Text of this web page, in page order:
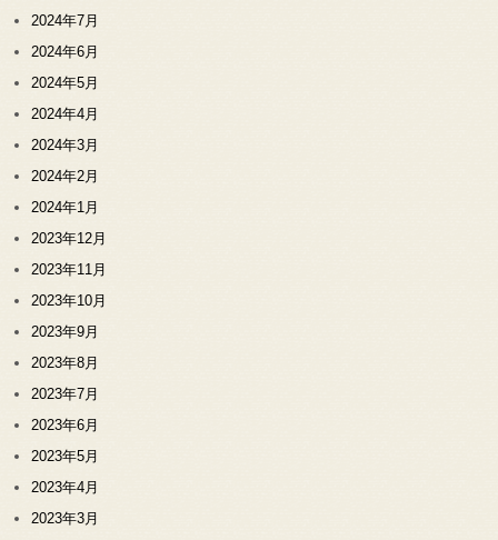
2024年7月
2024年6月
2024年5月
2024年4月
2024年3月
2024年2月
2024年1月
2023年12月
2023年11月
2023年10月
2023年9月
2023年8月
2023年7月
2023年6月
2023年5月
2023年4月
2023年3月